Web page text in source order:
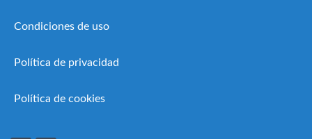
Condiciones de uso
Política de privacidad
Política de cookies